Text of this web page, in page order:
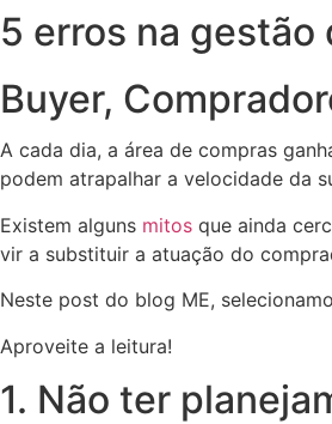
5 erros na
Buyer,
A cada dia, a área de compras
podem atrapalhar a velocidade da
Existem alguns mitos que ainda
vir a substituir a atuação do
Neste post do blog ME,
Aproveite a leitura!
1. Não ter